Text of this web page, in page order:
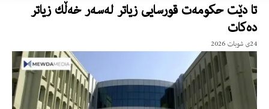
تا دێت حكومه‌ت قورسایی زیاتر له‌سه‌ر خه‌ڵك زیاتر
ده‌كات
24ی شوبات 2026